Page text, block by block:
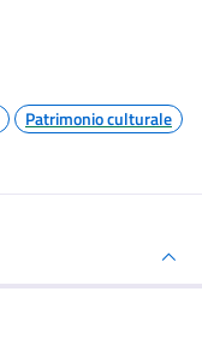
Patrimonio culturale